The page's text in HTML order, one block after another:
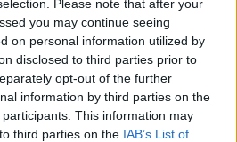
Please note that after your
you may continue seeing
on personal information utilized by
disclosed to third parties prior to
opt-out of the further
information by third parties on the
participants. This information may
third parties on the IAB’s List of